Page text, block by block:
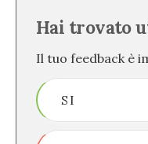
Hai trovato
Il tuo feedback è
SI